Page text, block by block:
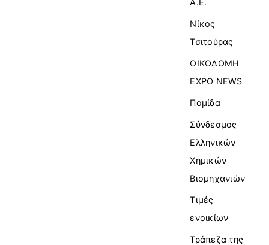
Α.Ε.
Νίκος
Τσιτούρας
ΟΙΚΟΔΟΜΗ
EXPO NEWS
Πομίδα
Σύνδεσμος
Ελληνικών
Χημικών
Βιομηχανιών
Τιμές
ενοικίων
Τράπεζα της